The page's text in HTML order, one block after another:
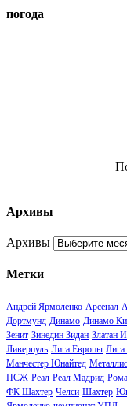
погода
Архивы
Архивы
Метки
Андрей Ярмоленко Арсенал
Дортмунд Динамо Динамо
Зенит Зинедин Зидан Златан
Ливерпуль Лига Европы
Манчестер Юнайтед
ПСЖ Реал Реал Мадрид Рома
ФК Шахтер Челси Шахтер